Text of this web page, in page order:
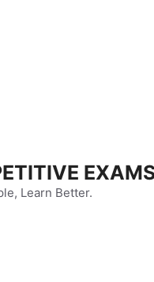
Learn Better.